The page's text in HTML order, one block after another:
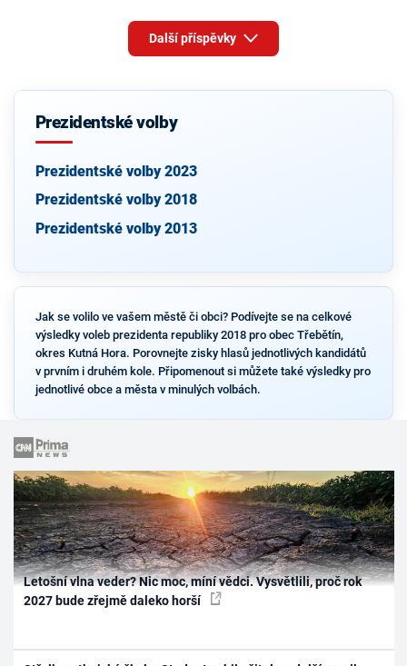
Další příspěvky
Prezidentské volby
Prezidentské volby 2023
Prezidentské volby 2018
Prezidentské volby 2013
Jak se volilo ve vašem městě či obci? Podívejte se na celkové
výsledky voleb prezidenta republiky 2018 pro obec Třebětín,
okres Kutná Hora. Porovnejte zisky hlasů jednotlivých kandidátů
v prvním i druhém kole. Připomenout si můžete také výsledky pro
jednotlivé obce a města v minulých volbách.
Letošní vlna veder? Nic moc, míní vědci. Vysvětlili, proč rok
2027 bude zřejmě daleko horší